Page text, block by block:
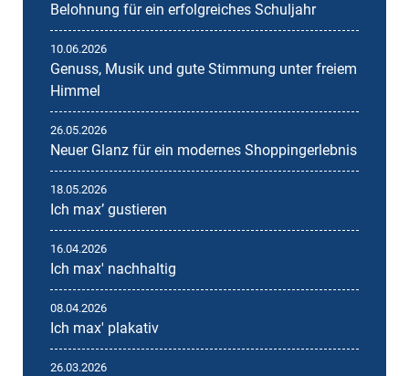
Belohnung für ein erfolgreiches Schuljahr
10.06.2026
Genuss, Musik und gute Stimmung unter freiem
Himmel
26.05.2026
Neuer Glanz für ein modernes Shoppingerlebnis
18.05.2026
Ich maxʼ gustieren
16.04.2026
Ich max' nachhaltig
08.04.2026
Ich max' plakativ
26.03.2026